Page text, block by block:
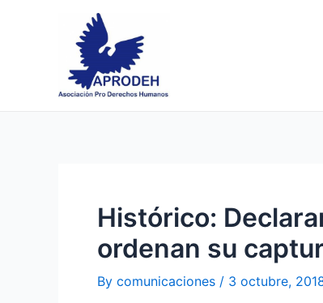
Histórico:
ordenan su
By comunicaciones / 3 octubre,
navigation